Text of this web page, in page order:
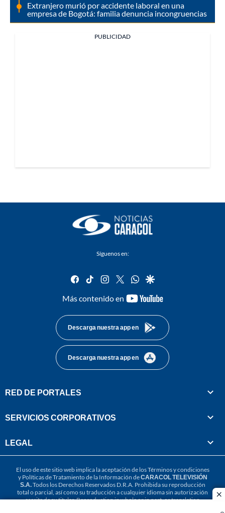
Extranjero murió por accidente laboral en una
empresa de Bogotá: familia denuncia incongruencias
PUBLICIDAD
Síguenos en:
facebook
tiktok instagram
twitterwhatsapp
google
Más contenido en
youtube-
Descarga nuestra app en
Descarga nuestra app en
RED DE PORTALES
SERVICIOS CORPORATIVOS
LEGAL
El uso de este sitio web implica la aceptación de losTérminos y condiciones
y Políticas de Tratamiento de la Información deCARACOL TELEVISIÓN
S.A.Todos los Derechos Reservados D.R.A. Prohibida su reproducción
total o parcial, así como su traducción a cualquier idioma sin autorización
escrita de su titular. Reproduction in whole or in part, or translation